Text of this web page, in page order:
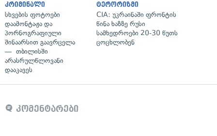
კრიმინალი
სხვების ფოტოები
დაამონტაჟა და
პორნოგრაფიული
შინაარსით გაავრცელა
— თბილისში
არასრულწლოვანი
დააკავეს
ტერორიზმი
CIA: უკრაინაში ფრონტის
წინა ხაზზე რუსი
სამხედროები 20-30 წუთს
ცოცხლობენ
კომენტარები